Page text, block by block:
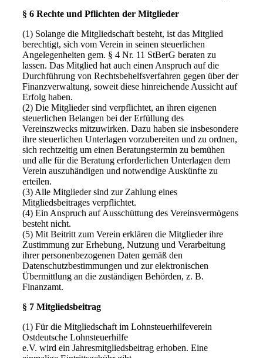
§ 6 Rechte und Pflichten der Mitglieder
(1) Solange die Mitgliedschaft besteht, ist das Mitglied
berechtigt, sich vom Verein in seinen steuerlichen
Angelegenheiten gem. § 4 Nr. 11 StBerG beraten zu
lassen. Das Mitglied hat auch einen Anspruch auf die
Durchführung von Rechtsbehelfsverfahren gegen über der
Finanzverwaltung, soweit diese hinreichende Aussicht auf
Erfolg haben.
(2) Die Mitglieder sind verpflichtet, an ihren eigenen
steuerlichen Belangen bei der Erfüllung des
Vereinszwecks mitzuwirken. Dazu haben sie insbesondere
ihre steuerlichen Unterlagen vorzubereiten und zu ordnen,
sich rechtzeitig um einen Beratungstermin zu bemühen
und alle für die Beratung erforderlichen Unterlagen dem
Verein auszuhändigen und notwendige Auskünfte zu
erteilen.
(3) Alle Mitglieder sind zur Zahlung eines
Mitgliedsbeitrages verpflichtet.
(4) Ein Anspruch auf Ausschüttung des Vereinsvermögens
besteht nicht.
(5) Mit Beitritt zum Verein erklären die Mitglieder ihre
Zustimmung zur Erhebung, Nutzung und Verarbeitung
ihrer personenbezogenen Daten gemäß den
Datenschutzbestimmungen und zur elektronischen
Übermittlung an die zuständigen Behörden, z. B.
Finanzamt.
§ 7 Mitgliedsbeitrag
(1) Für die Mitgliedschaft im Lohnsteuerhilfeverein
Ostdeutsche Lohnsteuerhilfe
e.V. wird ein Jahresmitgliedsbeitrag erhoben. Eine